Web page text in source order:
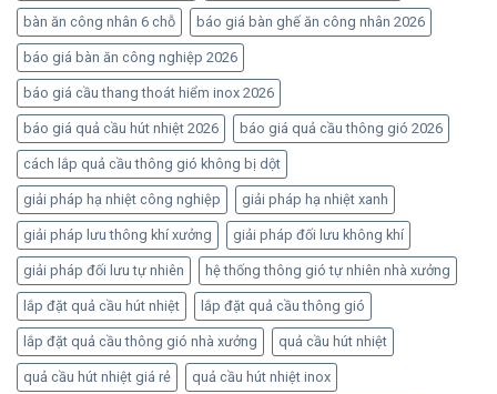
bàn ăn công nhân 6 chỗ báo giá bàn ghế ăn công nhân 2026
báo giá bàn ăn công nghiệp 2026
báo giá cầu thang thoát hiểm inox 2026
báo giá quả cầu hút nhiệt 2026 báo giá quả cầu thông gió 2026
cách lắp quả cầu thông gió không bị dột
giải pháp hạ nhiệt công nghiệp giải pháp hạ nhiệt xanh
giải pháp lưu thông khí xưởng giải pháp đối lưu không khí
giải pháp đối lưu tự nhiên hệ thống thông gió tự nhiên nhà xưởng
lắp đặt quả cầu hút nhiệt lắp đặt quả cầu thông gió
lắp đặt quả cầu thông gió nhà xưởng quả cầu hút nhiệt
quả cầu hút nhiệt giá rẻ quả cầu hút nhiệt inox